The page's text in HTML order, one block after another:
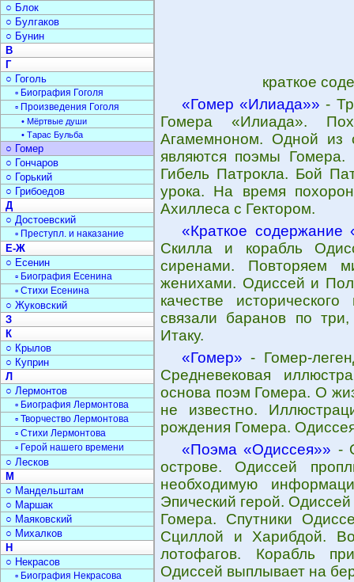
краткое
«Гомер «Илиада»» -
Гомера «Илиада».
Агамемноном. Одной из
являются поэмы
Гибель Патрокла. Бой
урока. На время
Ахиллеса с Гектором.
«Краткое содержание
Скилла и корабль
сиренами. Повторяем
женихами. Одиссей и
качестве
связали баранов по
Итаку.
«Гомер» - Гомер-
Средневековая
основа поэм Гомера. О
не известно.
рождения Гомера.
«Поэма «Одиссея»» -
острове. Одиссей
необходимую
Эпический герой.
Гомера. Спутники
Сциллой и Харибдой.
лотофагов. Корабль
Одиссей выплывает на
○ Блок
○ Булгаков
○ Бунин
В
Г
○ Гоголь
▫ Биография Гоголя
▫ Произведения Гоголя
• Мёртвые души
• Тарас Бульба
○ Гомер
○ Гончаров
○ Горький
○ Грибоедов
Д
○ Достоевский
▫ Преступл. и наказание
Е-Ж
○ Есенин
▫ Биография Есенина
▫ Стихи Есенина
○ Жуковский
З
К
○ Крылов
○ Куприн
Л
○ Лермонтов
▫ Биография Лермонтова
▫ Творчество Лермонтова
▫ Стихи Лермонтова
▫ Герой нашего времени
○ Лесков
М
○ Мандельштам
○ Маршак
○ Маяковский
○ Михалков
Н
○ Некрасов
▫ Биография Некрасова